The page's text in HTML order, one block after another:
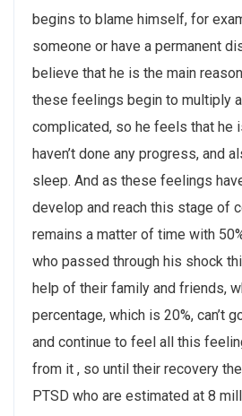
begins to blame himself, for
someone or have a permanent
believe that he is the main
these feelings begin to multiply
complicated, so he feels that he
haven’t done any progress, and
sleep. And as these feelings
develop and reach this stage of
remains a matter of time with
who passed through his shock
help of their family and friends,
percentage, which is 20%, can’t
and continue to feel all this
from it , so until their recovery
PTSD who are estimated at 8